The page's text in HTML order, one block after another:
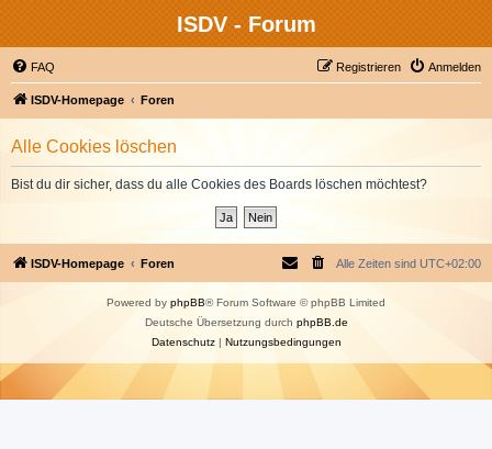
ISDV - Forum
FAQ Anmelden
Registrieren
ISDV-Homepage Foren
Alle Cookies löschen
Bist du dir sicher, dass du alle Cookies des Boards löschen möchtest?
ISDV-Homepage Foren Alle Zeiten sind UTC+02:00
Powered by phpBB® Forum Software © phpBB Limited
Deutsche Übersetzung durch phpBB.de
Datenschutz| Nutzungsbedingungen